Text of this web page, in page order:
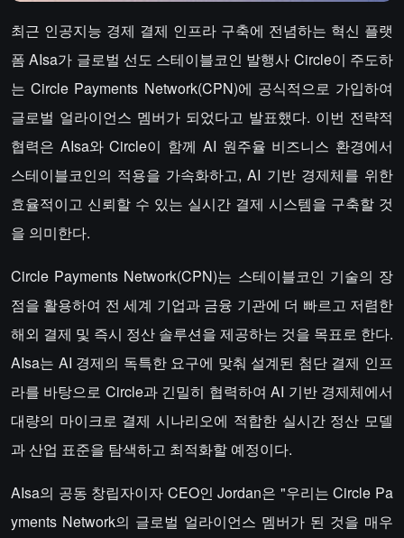
최근 인공지능 경제 결제 인프라 구축에 전념하는 혁신 플랫
폼 AIsa가 글로벌 선도 스테이블코인 발행사 Circle이 주도하
는 Circle Payments Network(CPN)에 공식적으로 가입하여
글로벌 얼라이언스 멤버가 되었다고 발표했다. 이번 전략적
협력은 AIsa와 Circle이 함께 AI 원주율 비즈니스 환경에서
스테이블코인의 적용을 가속화하고, AI 기반 경제체를 위한
효율적이고 신뢰할 수 있는 실시간 결제 시스템을 구축할 것
을 의미한다.
Circle Payments Network(CPN)는 스테이블코인 기술의 장
점을 활용하여 전 세계 기업과 금융 기관에 더 빠르고 저렴한
해외 결제 및 즉시 정산 솔루션을 제공하는 것을 목표로 한다.
AIsa는 AI 경제의 독특한 요구에 맞춰 설계된 첨단 결제 인프
라를 바탕으로 Circle과 긴밀히 협력하여 AI 기반 경제체에서
대량의 마이크로 결제 시나리오에 적합한 실시간 정산 모델
과 산업 표준을 탐색하고 최적화할 예정이다.
AIsa의 공동 창립자이자 CEO인 Jordan은 "우리는 Circle Pa
yments Network의 글로벌 얼라이언스 멤버가 된 것을 매우